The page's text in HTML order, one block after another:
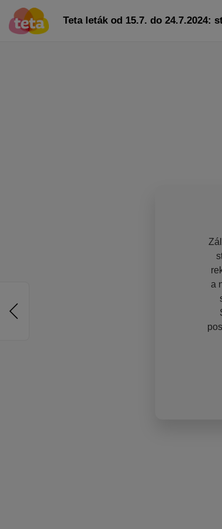
Teta leták od 15.7. do 24.7.2024:
a